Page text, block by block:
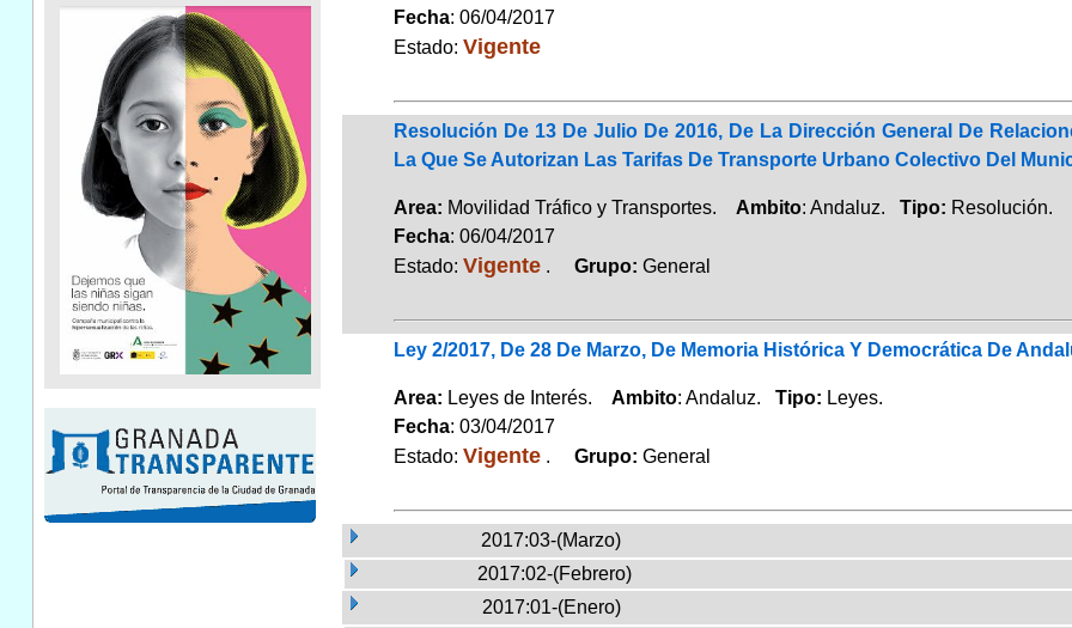
Fecha: 06/04/2017
Estado: Vigente
Resolución De 13 De Julio De 2016, De La Dirección General De
La Que Se Autorizan Las Tarifas De Transporte Urbano Colectivo Del
Area: Movilidad Tráfico y Transportes. Ambito: Andaluz. Tipo: Resolución.
Fecha: 06/04/2017
Estado: Vigente. Grupo: General
Ley 2/2017, De 28 De Marzo, De Memoria Histórica Y Democrática De
Area: Leyes de Interés. Ambito: Andaluz. Tipo: Leyes.
Fecha: 03/04/2017
Estado: Vigente. Grupo: General
2017:03-(Marzo)
2017:02-(Febrero)
2017:01-(Enero)